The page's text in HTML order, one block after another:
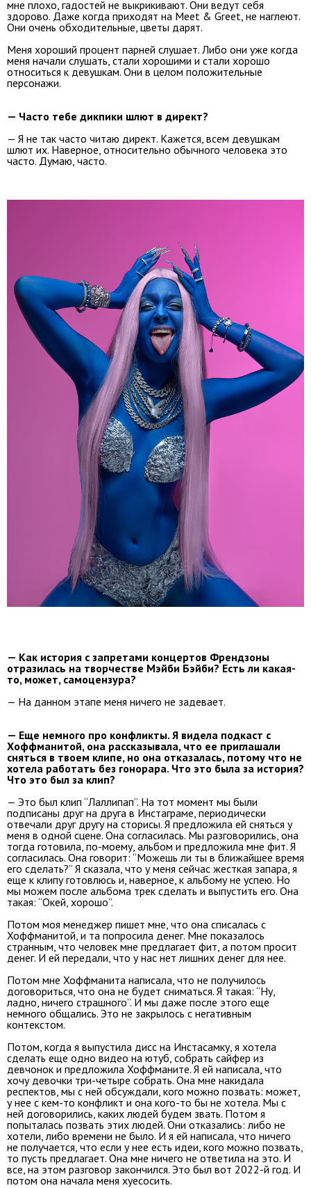
мне плохо, гадостей не выкрикивают. Они ведут себя
здорово. Даже когда приходят на Meet & Greet, не наглеют.
Они очень обходительные, цветы дарят.
Меня хороший процент парней слушает. Либо они уже когда
меня начали слушать, стали хорошими и стали хорошо
относиться к девушкам. Они в целом положительные
персонажи.
— Часто тебе дикпики шлют в директ?
— Я не так часто читаю директ. Кажется, всем девушкам
шлют их. Наверное, относительно обычного человека это
часто. Думаю, часто.
— Как история с запретами концертов Френдзоны
отразилась на творчестве Мэйби Бэйби? Есть ли какая-
то, может, самоцензура?
— На данном этапе меня ничего не задевает.
— Еще немного про конфликты. Я видела подкаст с
Хоффманитой, она рассказывала, что ее приглашали
сняться в твоем клипе, но она отказалась, потому что не
хотела работать без гонорара. Что это была за история?
Что это был за клип?
— Это был клип “Лаллипап”. На тот момент мы были
подписаны друг на друга в Инстаграме, периодически
отвечали друг другу на сторисы. Я предложила ей сняться у
меня в одной сцене. Она согласилась. Мы разговорились, она
тогда готовила, по-моему, альбом и предложила мне фит. Я
согласилась. Она говорит: “Можешь ли ты в ближайшее время
его сделать?” Я сказала, что у меня сейчас жесткая запара, я
еще к клипу готовлюсь и, наверное, к альбому не успею. Но
мы можем после альбома трек сделать и выпустить его. Она
такая: “Окей, хорошо”.
Потом моя менеджер пишет мне, что она списалась с
Хоффманитой, и та попросила денег. Мне показалось
странным, что человек мне предлагает фит, а потом просит
денег. И ей передали, что у нас нет лишних денег для нее.
Потом мне Хоффманита написала, что не получилось
договориться, что она не будет сниматься. Я такая: “Ну,
ладно, ничего страшного”. И мы даже после этого еще
немного общались. Это не закрылось с негативным
контекстом.
Потом, когда я выпустила дисс на Инстасамку, я хотела
сделать еще одно видео на ютуб, собрать сайфер из
девчонок и предложила Хоффманите. Я ей написала, что
хочу девочки три-четыре собрать. Она мне накидала
респектов, мы с ней обсуждали, кого можно позвать: может,
у нее с кем-то конфликт и она кого-то бы не хотела. Мы с
ней договорились, каких людей будем звать. Потом я
попыталась позвать этих людей. Они отказались: либо не
хотели, либо времени не было. И я ей написала, что ничего
не получается, что если у нее есть идеи, кого можно позвать,
то пусть предлагает. Она мне ничего не ответила на это. И
все, на этом разговор закончился. Это был вот 2022-й год. И
потом она начала меня хуесосить.